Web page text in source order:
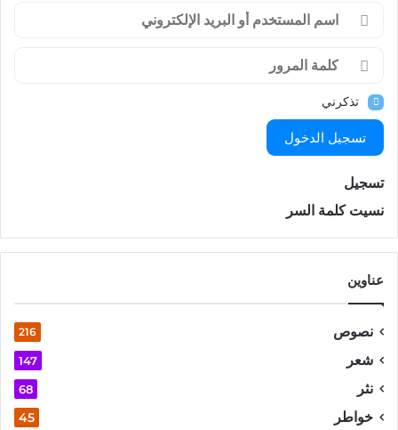
تذكرني
تسجيل الدخول
تسجيل
نسيت كلمة السر
عناوين
نصوص 216
شعر 147
نثر 68
خواطر 45